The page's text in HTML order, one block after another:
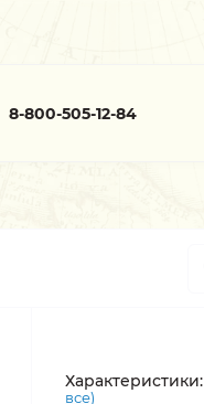
8-800-505-12-84
Характеристики:
все)